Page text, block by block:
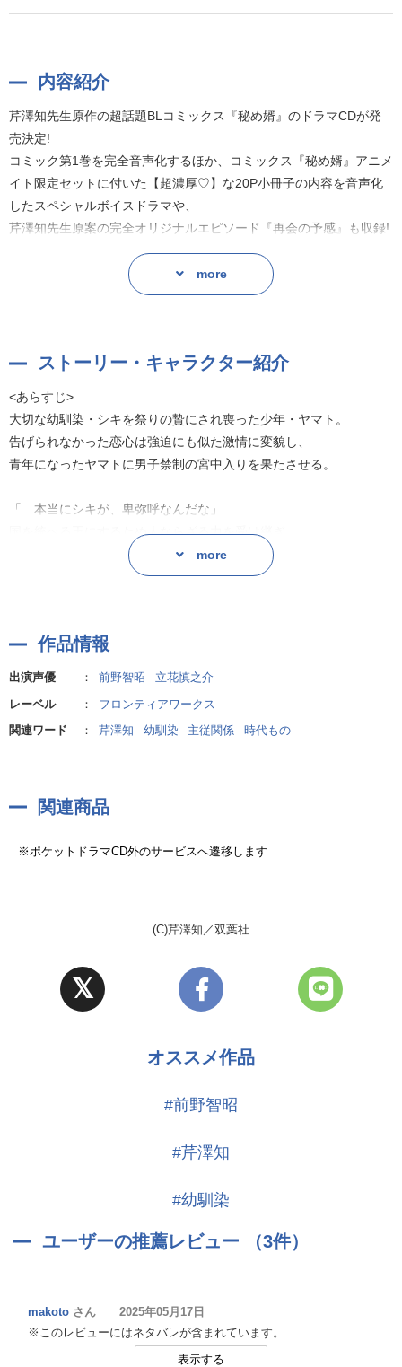
内容紹介
芹澤知先生原作の超話題BLコミックス『秘め婿』のドラマCDが発
売決定!
コミック第1巻を完全音声化するほか、コミックス『秘め婿』アニメ
イト限定セットに付いた【超濃厚♡】な20P小冊子の内容を音声化
したスペシャルボイスドラマや、
芹澤知先生原案の完全オリジナルエピソード『再会の予感』も収録!
more
ストーリー・キャラクター紹介
<あらすじ>
大切な幼馴染・シキを祭りの贄にされ喪った少年・ヤマト。
告げられなかった恋心は強迫にも似た激情に変貌し、
青年になったヤマトに男子禁制の宮中入りを果たさせる。
「…本当にシキが、卑弥呼なんだな」
国を統べる王にするため人ならざる力を受け継ぎ、
シキは生かされていたのだった。
ー…?
大人気古代ファンタジー・ボーイズラブ、配信で登場!!
more
作品情報
出演声優 ： 前野智昭
立花慎之介
レーベル
：
フロンティアワークス
関連ワード
： 芹澤知 幼馴染 主従関係 時代もの
関連商品
※ポケットドラマCD外のサービスへ遷移します
(C)芹澤知／双葉社
オススメ作品
#前野智昭
#芹澤知
#幼馴染
ユーザーの推薦レビュー （3件）
makoto さん 2025年05月17日
※このレビューにはネタバレが含まれています。
表示する